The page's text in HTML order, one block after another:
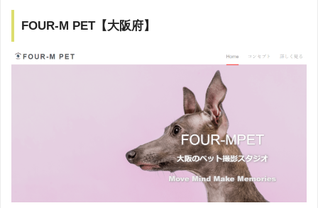
FOUR-M PET【大阪府】